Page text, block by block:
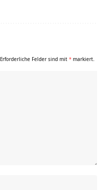
Erforderliche Felder sind mit * markiert.